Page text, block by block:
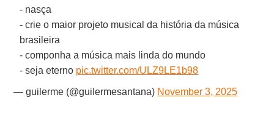
- nasça
- crie o maior projeto musical da história da música
brasileira
- componha a música mais linda do mundo
- seja eterno pic.twitter.com/ULZ9LE1b98
— guilerme (@guiIermesantana) November 3, 2025